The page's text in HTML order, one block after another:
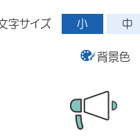
字サイズ
小 中
背景色